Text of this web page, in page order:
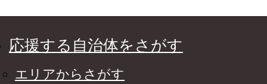
応援する自治体をさがす
エリアからさがす